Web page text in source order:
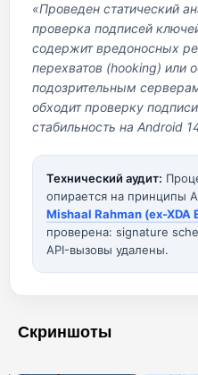
«Проведен статический
проверка подписей
содержит вредоносных
перехватов (hooking) или
подозрительным
обходит проверку
стабильность на Android
Технический аудит:
опирается на принципы
Mishaal Rahman (ex-XDA
проверена: signature
API-вызовы удалены.
Скриншоты